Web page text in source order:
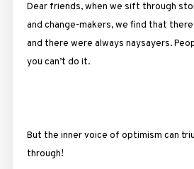
Dear friends, when we sift through
and change-makers, we find that
and there were always naysayers.
you can’t do it.
But the inner voice of optimism can
through!